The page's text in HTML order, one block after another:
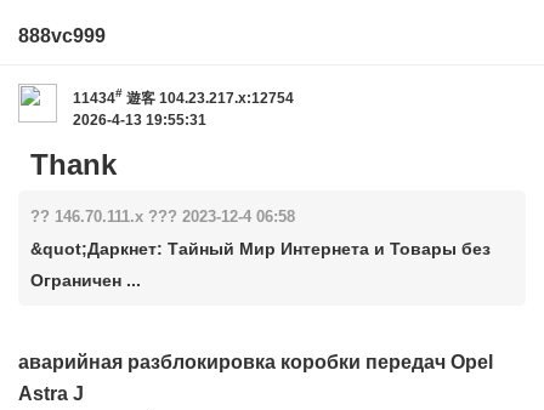
888vc999
11434# 遊客 104.23.217.x:12754
2026-4-13 19:55:31
Thank
?? 146.70.111.x ??? 2023-12-4 06:58
&quot;Даркнет: Тайный Мир Интернета и Товары без
Ограничен ...
аварийная разблокировка коробки передач Opel
Astra J